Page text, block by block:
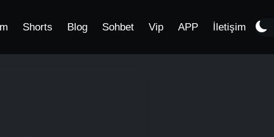
Shorts Blog Sohbet Vip APP İletişim